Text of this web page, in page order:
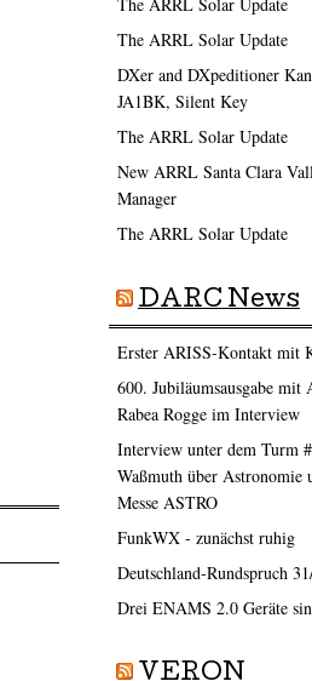
The ARRL Solar Update
The ARRL Solar Update
DXer and DXpeditioner
JA1BK, Silent Key
The ARRL Solar Update
New ARRL Santa Clara
Manager
The ARRL Solar Update
DARC News
Erster ARISS-Kontakt mit
600. Jubiläumsausgabe mit
Rabea Rogge im Interview
Interview unter dem Turm
Waßmuth über Astronomie
Messe ASTRO
FunkWX - zunächst ruhig
Deutschland-Rundspruch
Drei ENAMS 2.0 Geräte
VERON